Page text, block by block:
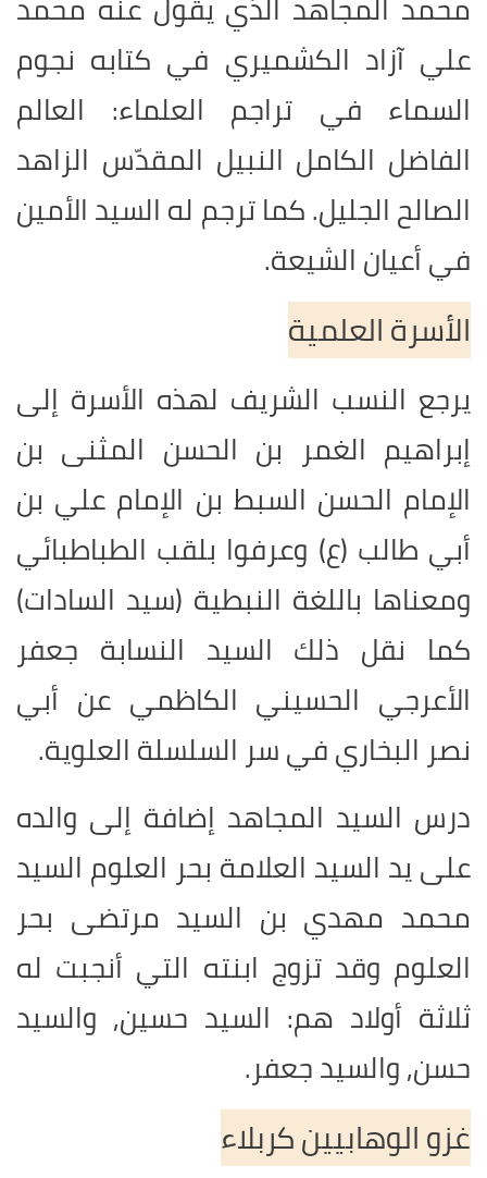
علي آزاد الكشميري في كتابه نجوم
السماء في تراجم العلماء: العالم
الفاضل الكامل النبيل المقدّس الزاهد
الصالح الجليل. كما ترجم له السيد الأمين
في أعيان الشيعة.
الأسرة العلمية
يرجع النسب الشريف لهذه الأسرة إلى
إبراهيم الغمر بن الحسن المثنى بن
الإمام الحسن السبط بن الإمام علي بن
أبي طالب (ع) وعرفوا بلقب الطباطبائي
ومعناها باللغة النبطية (سيد السادات)
كما نقل ذلك السيد النسابة جعفر
الأعرجي الحسيني الكاظمي عن أبي
نصر البخاري في سر السلسلة العلوية.
درس السيد المجاهد إضافة إلى والده
على يد السيد العلامة بحر العلوم السيد
محمد مهدي بن السيد مرتضى بحر
العلوم وقد تزوج ابنته التي أنجبت له
ثلاثة أولاد هم: السيد حسين, والسيد
حسن, والسيد جعفر.
غزو الوهابيين كربلاء